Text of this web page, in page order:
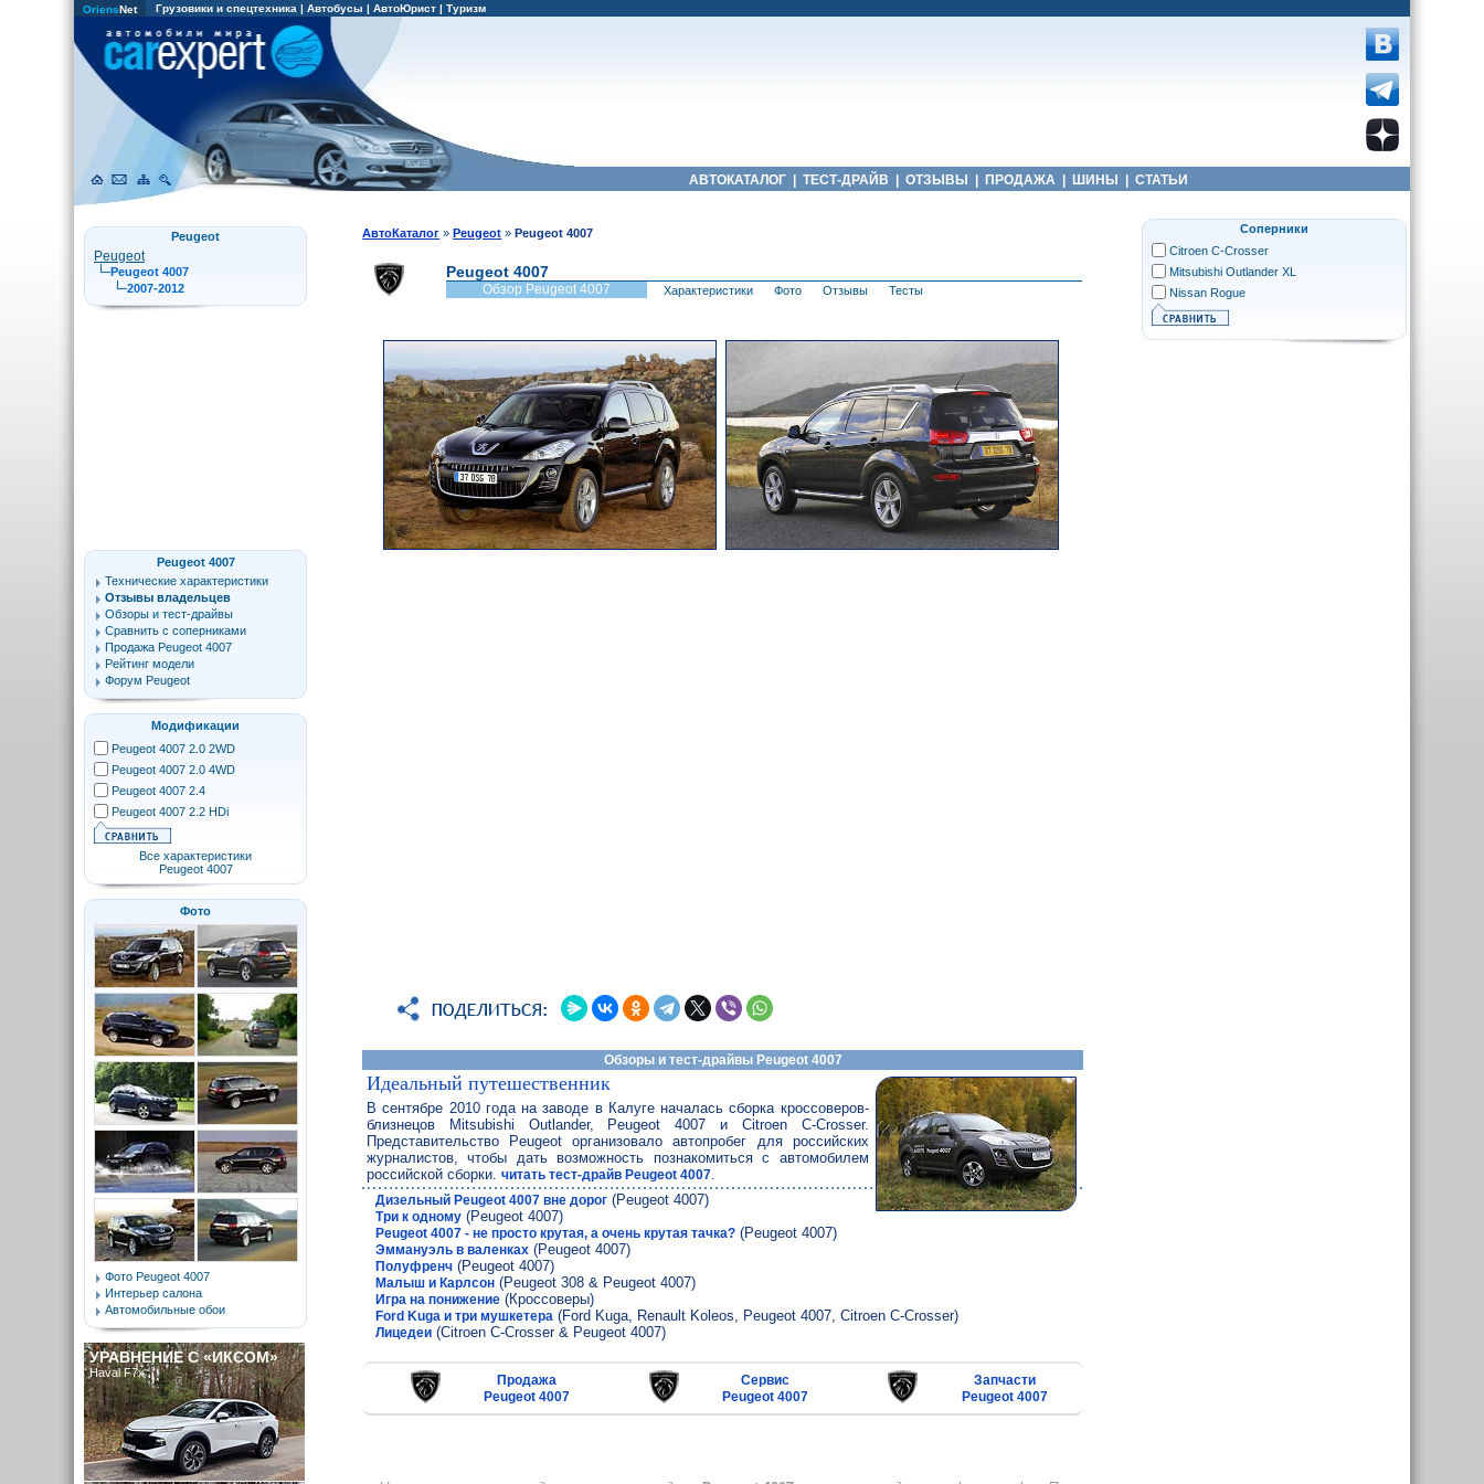
OriensNet Грузовики и спецтехника | Автобусы | АвтоЮрист | Туризм
АВТОКАТАЛОГ ТЕСТ-ДРАЙВ ОТЗЫВЫ ПРОДАЖА ШИНЫ СТАТЬИ
АвтоКаталог »Peugeot »Peugeot 4007
Peugeot 4007
Обзор Peugeot 4007 Характеристики Фото Отзывы Тесты
Обзоры и тест-драйвы Peugeot 4007
Идеальный путешественник
В сентябре 2010 года на заводе в Калуге началась сборка кроссоверов-
близнецов Mitsubishi Outlander, Peugeot 4007 и Citroen C-Crosser.
Представительство Peugeot организовало автопробег для российских
журналистов, чтобы дать возможность познакомиться с автомобилем
российской сборки.читать тест-драйв Peugeot 4007.
Дизельный Peugeot 4007 вне дорог(Peugeot 4007)
Три к одному(Peugeot 4007)
Peugeot 4007 - не просто крутая, а очень крутая тачка?(Peugeot 4007)
Эммануэль в валенках(Peugeot 4007)
Полуфренч(Peugeot 4007)
Малыш и Карлсон(Peugeot 308 & Peugeot 4007)
Игра на понижение(Кроссоверы)
Ford Kuga и три мушкетера(Ford Kuga, Renault Koleos, Peugeot 4007, Citroen C-Crosser)
Лицедеи(Citroen С-Crosser & Peugeot 4007)
Продажа
Peugeot 4007
Сервис
Peugeot 4007
Запчасти
Peugeot 4007
Peugeot
Peugeot
Peugeot 4007
2007-2012
Peugeot 4007
Технические характеристики
Отзывы владельцев
Обзоры и тест-драйвы
Сравнить с соперниками
Продажа Peugeot 4007
Рейтинг модели
Форум Peugeot
Модификации
Peugeot 4007 2.0 2WD
Peugeot 4007 2.0 4WD
Peugeot 4007 2.4
Peugeot 4007 2.2 HDi
Все характеристики
Peugeot 4007
Фото
Фото Peugeot 4007
Интерьер салона
Автомобильные обои
УРАВНЕНИЕ С «ИКСОМ»
Haval F7x
Соперники
Citroen C-Crosser
Mitsubishi Outlander XL
Nissan Rogue